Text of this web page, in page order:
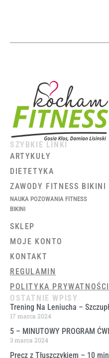
SZYBKIE LINKI
ARTYKUŁY
DIETETYKA
ZAWODY FITNESS BIKINI
NAUKA POZOWANIA FITNESS
BIKINI
SKLEP
MOJE KONTO
KONTAKT
REGULAMIN
POLITYKA PRYWATNOŚCI
OSTATNIE WPISY
Trening Na Leniucha –
17 marca 2024
5 – MINUTOWY PROGRAM
3 marca 2024
Precz z Tłuszczykiem – 10